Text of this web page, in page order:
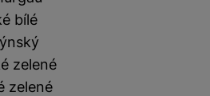
bílé
zelené
zelené